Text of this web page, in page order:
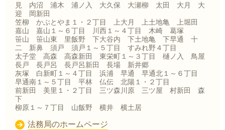
見 内沼 浦木 浦ノ入 大久保 大瀬柳 太田 大月 大
迎 岡新田
笠柳 かぶとやま１・２丁目 上大月 上土地亀 上堀田
嘉山 嘉山１～６丁目 川西１～４丁目 木崎 葛塚
笹山 笹山東 里飯野 下大谷内 下土地亀 下早通 十
二 新鼻 須戸 須戸１～５丁目 すみれ野４丁目
太子堂 高森 高森新田 東栄町１～３丁目 樋ノ入 鳥屋
長戸 長戸呂 長戸呂新田 長場 新井郷
灰塚 白新町１～４丁目 浜浦 早通 早通北１～６丁目
早通南１～５丁目 平林 仏伝 北陽１・２丁目
前新田 美里１・２丁目 三ツ森川原 三ツ屋 村新田 森
下
柳原１～７丁目 山飯野 横井 横土居
法務局のホームページ